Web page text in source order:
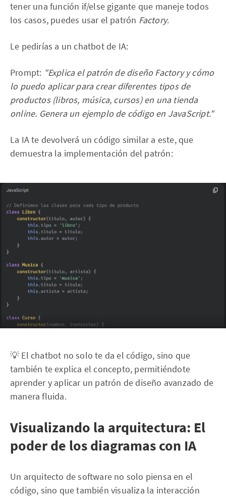
tener una función if/else gigante que maneje todos
los casos, puedes usar el patrón Factory.
Le pedirías a un chatbot de IA:
Prompt: "Explica el patrón de diseño Factory y cómo
lo puedo aplicar para crear diferentes tipos de
productos (libros, música, cursos) en una tienda
online. Genera un ejemplo de código en JavaScript."
La IA te devolverá un código similar a este, que
demuestra la implementación del patrón:
💡 El chatbot no solo te da el código, sino que
también te explica el concepto, permitiéndote
aprender y aplicar un patrón de diseño avanzado de
manera fluida.
Visualizando la arquitectura: El
poder de los diagramas con IA
Un arquitecto de software no solo piensa en el
código, sino que también visualiza la interacción